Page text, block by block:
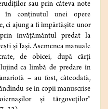
sau prin câteva note
în conținutul unei opere
ci ajung a fi împărtășite unor
învățământul predat la
și Iași. Asemenea manuale
de obicei, după cărți
ca limbă de predare în
– au fost, câteodată,
se în copii manuscrise
și târgoveților”